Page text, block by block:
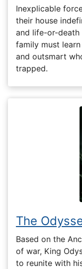
Inexplicable
their house
and life-or-death
family must
and outsmart
trapped.
The
Based on the
of war, King
to reunite with